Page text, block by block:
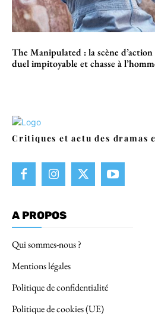
The Manipulated : la scène
duel impitoyable et chasse à
Critiques et actu des dramas
A PROPOS
Qui sommes-nous ?
Mentions légales
Politique de confidentialité
Politique de cookies (UE)